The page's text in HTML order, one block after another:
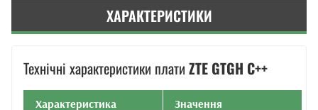
ХАРАКТЕРИСТИКИ
Технічні характеристики плати ZTE GTGH C++
Характеристика Значення